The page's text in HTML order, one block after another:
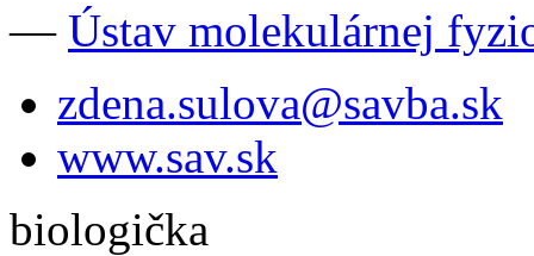
— Ústav molekulárnej
zdena.sulova@savba.sk
www.sav.sk
biologička